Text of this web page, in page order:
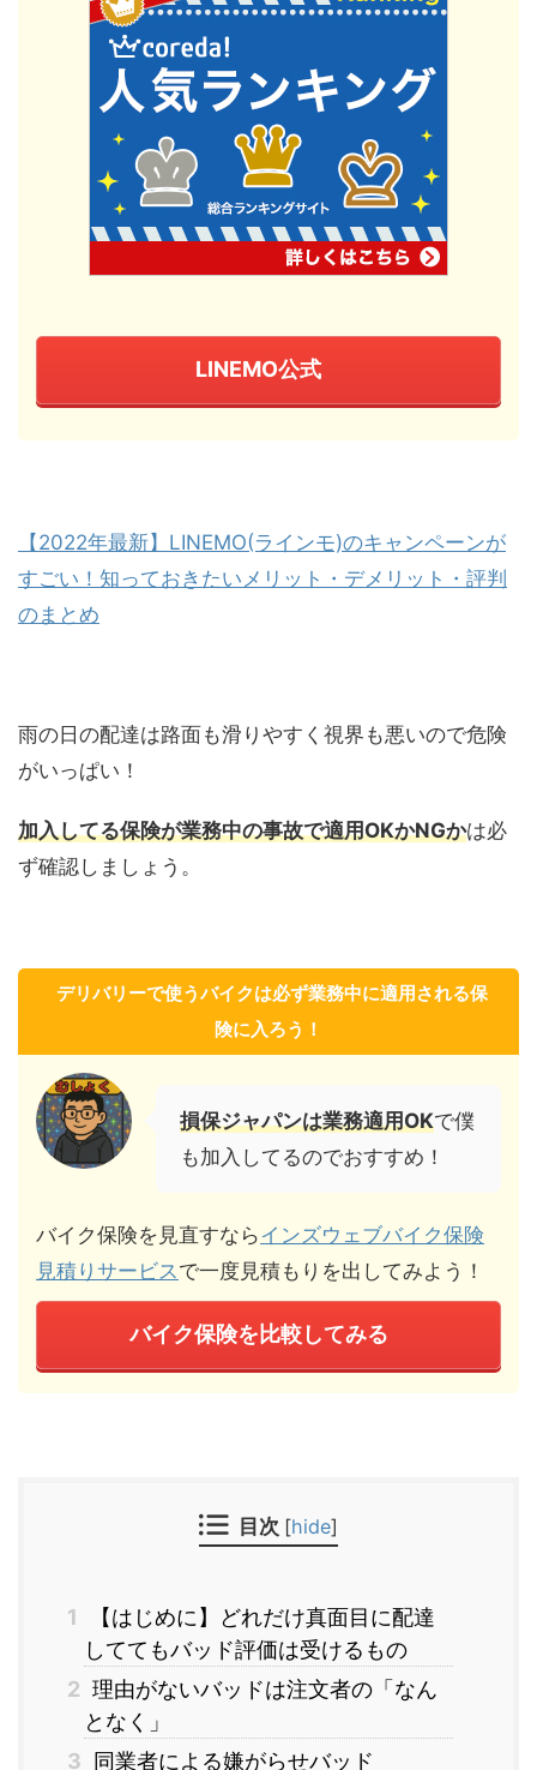
LINEMO公式
【2022年最新】LINEMO(ラインモ)のキャンペーンが
すごい！知っておきたいメリット・デメリット・評判
のまとめ
雨の日の配達は路面も滑りやすく視界も悪いので危険
がいっぱい！
加入してる保険が業務中の事故で適用OKかNGかは必
ず確認しましょう。
デリバリーで使うバイクは必ず業務中に適用される保
険に入ろう！
損保ジャパンは業務適用OKで僕
も加入してるのでおすすめ！
バイク保険を見直すならインズウェブバイク保険
見積りサービス で一度見積もりを出してみよう！
バイク保険を比較してみる
目次 [hide]
1
【はじめに】どれだけ真面目に配達
しててもバッド評価は受けるもの
2 理由がないバッドは注文者の「なん
となく」
3 同業者による嫌がらせバッド